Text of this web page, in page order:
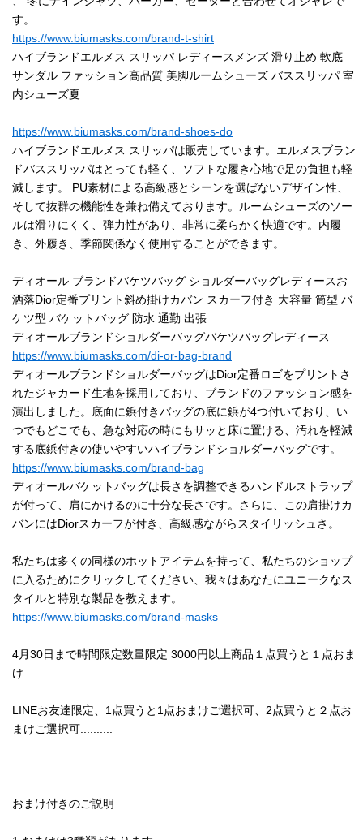
す。
https://www.biumasks.com/brand-t-shirt
ハイブランドエルメス スリッパ レディースメンズ 滑り止め 軟底
サンダル ファッション高品質 美脚ルームシューズ バススリッパ 室
内シューズ夏
https://www.biumasks.com/brand-shoes-do
ハイブランドエルメス スリッパは販売しています。エルメスブラン
ドバススリッパはとっても軽く、ソフトな履き心地で足の負担も軽
減します。 PU素材による高級感とシーンを選ばないデザイン性、
そして抜群の機能性を兼ね備えております。ルームシューズのソー
ルは滑りにくく、弾力性があり、非常に柔らかく快適です。内履
き、外履き、季節関係なく使用することができます。
ディオール ブランドバケツバッグ ショルダーバッグレディースお
洒落Dior定番プリント斜め掛けカバン スカーフ付き 大容量 筒型 バ
ケツ型 バケットバッグ 防水 通勤 出張
ディオールブランドショルダーバッグバケツバッグレディース
https://www.biumasks.com/di-or-bag-brand
ディオールブランドショルダーバッグはDior定番ロゴをプリントさ
れたジャカード生地を採用しており、ブランドのファッション感を
演出しました。底面に鋲付きバッグの底に鋲が4つ付いており、い
つでもどこでも、急な対応の時にもサッと床に置ける、汚れを軽減
する底鋲付きの使いやすいハイブランドショルダーバッグです。
https://www.biumasks.com/brand-bag
ディオールバケットバッグは長さを調整できるハンドルストラップ
が付って、肩にかけるのに十分な長さです。さらに、この肩掛けカ
バンにはDiorスカーフが付き、高級感ながらスタイリッシュさ。
私たちは多くの同様のホットアイテムを持って、私たちのショップ
に入るためにクリックしてください、我々はあなたにユニークなス
タイルと特別な製品を教えます。
https://www.biumasks.com/brand-masks
4月30日まで時間限定数量限定 3000円以上商品１点買うと１点おま
け
LINEお友達限定、1点買うと1点おまけご選択可、2点買うと２点お
まけご選択可..........
おまけ付きのご説明